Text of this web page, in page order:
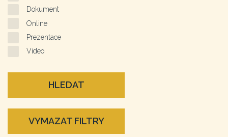
Dokument
Online
Prezentace
Video
HLEDAT
VYMAZAT FILTRY